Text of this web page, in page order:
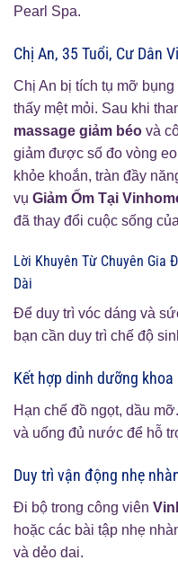
Pearl Spa.
Chị An, 35 Tuổi, Cư Dân
Chị An bị tích tụ mỡ
thấy mệt mỏi. Sau khi
massage giảm béo và
giảm được số đo vòng
khỏe khoắn, tràn đầy
vụ Giảm Ốm Tại
đã thay đổi cuộc sống
Lời Khuyên Từ Chuyên Gia
Dài
Để duy trì vóc dáng và
bạn cần duy trì chế độ
Kết hợp dinh dưỡng khoa
Hạn chế đồ ngọt, dầu
và uống đủ nước để hỗ
Duy trì vận động nhẹ
Đi bộ trong công viên
hoặc các bài tập nhẹ
và dẻo dai.